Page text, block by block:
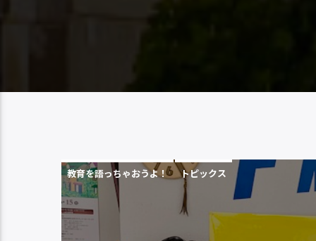
教育を語っちゃおうよ！ トピックス